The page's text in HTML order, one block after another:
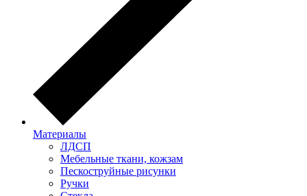
Материалы
ЛДСП
Мебельные ткани, кожзам
Пескоструйные рисунки
Ручки